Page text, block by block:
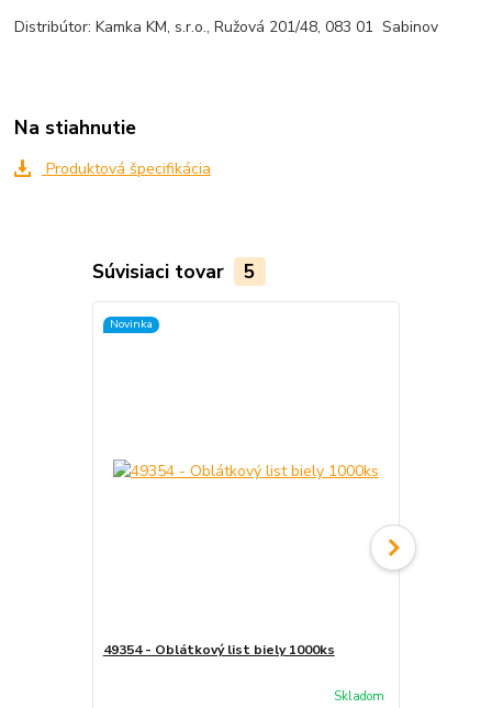
Distribútor: Kamka KM, s.r.o., Ružová 201/48, 083 01 Sabinov
Na stiahnutie
Produktová špecifikácia
Súvisiaci tovar 5
Novinka
49354 - Oblátkový list biely 1000ks
Skladom